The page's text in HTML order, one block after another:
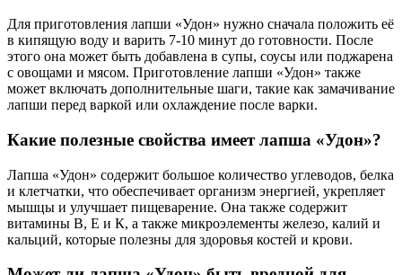
Для приготовления лапши «Удон» нужно сначала положить её
в кипящую воду и варить 7-10 минут до готовности. После
этого она может быть добавлена в супы, соусы или поджарена
с овощами и мясом. Приготовление лапши «Удон» также
может включать дополнительные шаги, такие как замачивание
лапши перед варкой или охлаждение после варки.
Какие полезные свойства имеет лапша «Удон»?
Лапша «Удон» содержит большое количество углеводов, белка
и клетчатки, что обеспечивает организм энергией, укрепляет
мышцы и улучшает пищеварение. Она также содержит
витамины В, Е и К, а также микроэлементы железо, калий и
кальций, которые полезны для здоровья костей и крови.